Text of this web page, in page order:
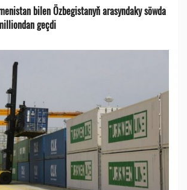
bilen Özbegistanyň arasyndaky söwda
geçdi